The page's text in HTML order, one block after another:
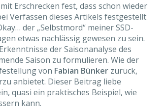
Erschrecken fest, dass schon wieder
Verfassen dieses Artikels festgestellt
der „Selbstmord“ meiner SSD-
etwas nachlässig gewesen zu sein.
der Saisonanalyse des
Saison zu formulieren. Wie der
von Fabian Bünker zurück,
anbietet. Dieser Beitrag liebe
quasi ein praktisches Beispiel, wie
kann.